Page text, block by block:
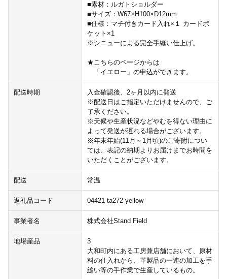
■素材：ルガトショルダー
■サイズ：W67×H100×D12mm
■仕様：マチ付きカード入れ×１ カードポ
ケット×1
※シニューによる完全手縫い仕上げ。
★こちらのページからは
「イエロー」の申込ができます。
配送時期
入金確認後、2ヶ月以内に発送
※配送日はご指定いただけませんので、ご
了承ください。
※天候や生産状況などやむを得ない理由に
よって発送が遅れる場合がございます。
※年末年始(11月～1月頃)のご寄附につい
ては、表記の納期よりお届けまでお時間を
いただくことがございます。
配送 常温
返礼品コード 04421-ta272-yellow
事業者名 株式会社Stand Field
地場産品
3
大和町内にある工房兼店舗において、原材
料の仕入れから、革製品の一連の加工を手
縫い等の手作業で生産しているもの。